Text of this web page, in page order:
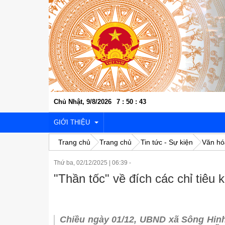
Chủ Nhật, 9/8/2026 7 : 50 : 44
GIỚI THIỆU
VỊ TRÍ ĐỊA LÝ
Trang chủ Trang chủ Tin tức - Sự kiện Văn
Thứ ba, 02/12/2025 06:39 -
"Thần tốc" về đích các chỉ tiêu
Chiều ngày 01/12, UBND xã Sông